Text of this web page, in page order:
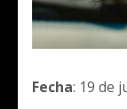
Fecha: 19 de